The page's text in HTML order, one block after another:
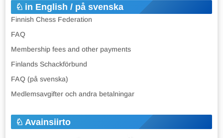
in English / på svenska
Finnish Chess Federation
FAQ
Membership fees and other payments
Finlands Schackförbund
FAQ (på svenska)
Medlemsavgifter och andra betalningar
Avainsiirto